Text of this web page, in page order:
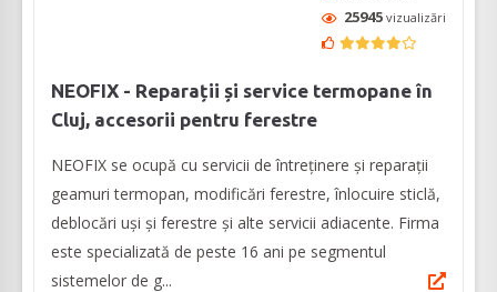
25945 vizualizări
NEOFIX - Reparații și service termopane în
Cluj, accesorii pentru ferestre
NEOFIX se ocupă cu servicii de întreținere și reparații
geamuri termopan, modificări ferestre, înlocuire sticlă,
deblocări uși și ferestre și alte servicii adiacente. Firma
este specializată de peste 16 ani pe segmentul
sistemelor de g...